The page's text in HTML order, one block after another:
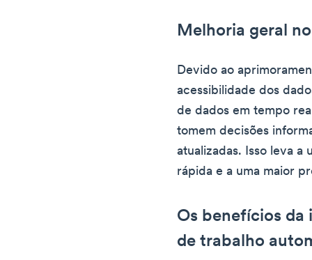
Melhoria geral
Devido ao
acessibilidade dos
de dados em tempo
tomem decisões
atualizadas. Isso leva a
rápida e a uma maior
Os benefícios
de trabalho